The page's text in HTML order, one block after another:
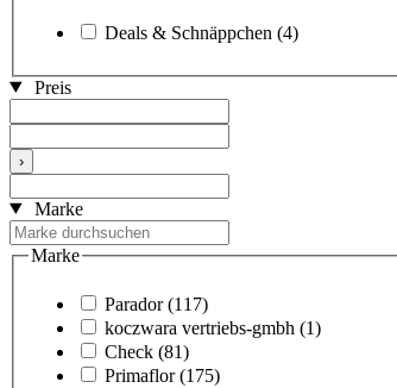
Deals & Schnäppchen (4)
Preis
›
Marke
Marke
Parador (117)
koczwara vertriebs-gmbh (1)
Check (81)
Primaflor (175)